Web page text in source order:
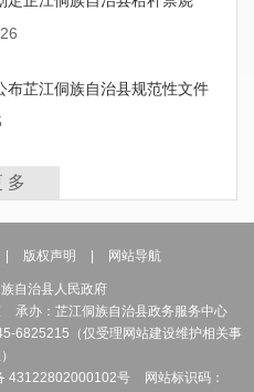
布芷江侗族自治县规范性文件
多
版权声明 网站导航
自治县人民政府
承办：芷江侗族自治县政务服务中心
6825215（仅受理网站建设维护相关事
43122802000102号 网站标识码：